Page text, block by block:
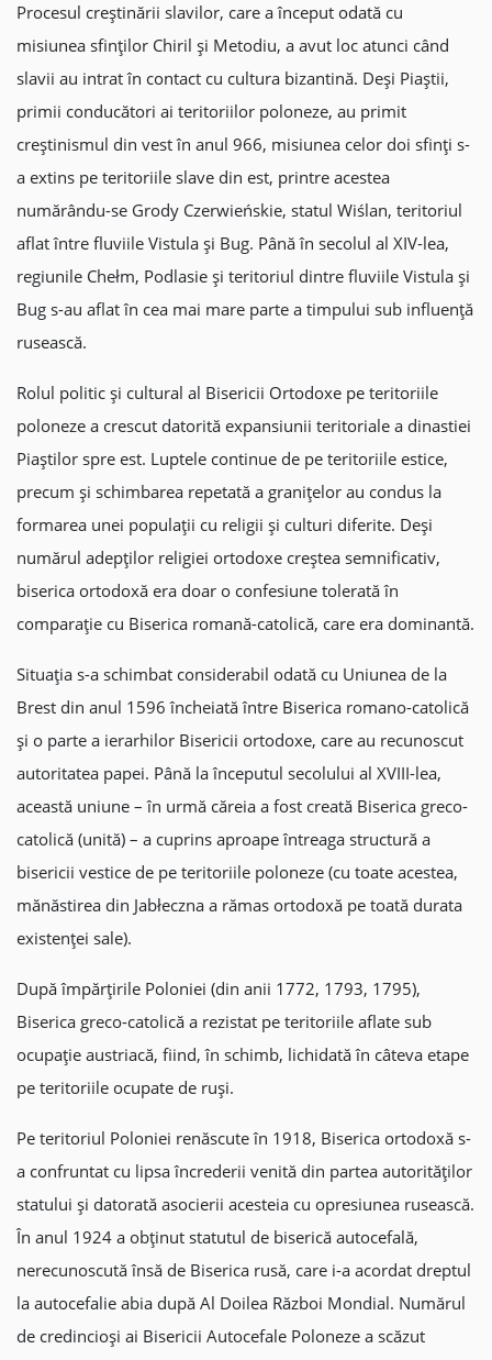
Procesul creștinării slavilor, care a început odată cu
misiunea sfinților Chiril și Metodiu, a avut loc atunci când
slavii au intrat în contact cu cultura bizantină. Deși Piaștii,
primii conducători ai teritoriilor poloneze, au primit
creștinismul din vest în anul 966, misiunea celor doi sfinți s-
a extins pe teritoriile slave din est, printre acestea
numărându-se Grody Czerwieńskie, statul Wiślan, teritoriul
aflat între fluviile Vistula și Bug. Până în secolul al XIV-lea,
regiunile Chełm, Podlasie și teritoriul dintre fluviile Vistula și
Bug s-au aflat în cea mai mare parte a timpului sub influență
rusească.
Rolul politic și cultural al Bisericii Ortodoxe pe teritoriile
poloneze a crescut datorită expansiunii teritoriale a dinastiei
Piaștilor spre est. Luptele continue de pe teritoriile estice,
precum și schimbarea repetată a granițelor au condus la
formarea unei populații cu religii și culturi diferite. Deși
numărul adepților religiei ortodoxe creștea semnificativ,
biserica ortodoxă era doar o confesiune tolerată în
comparație cu Biserica romană-catolică, care era dominantă.
Situația s-a schimbat considerabil odată cu Uniunea de la
Brest din anul 1596 încheiată între Biserica romano-catolică
și o parte a ierarhilor Bisericii ortodoxe, care au recunoscut
autoritatea papei. Până la începutul secolului al XVIII-lea,
această uniune – în urmă căreia a fost creată Biserica greco-
catolică (unită) – a cuprins aproape întreaga structură a
bisericii vestice de pe teritoriile poloneze (cu toate acestea,
mănăstirea din Jabłeczna a rămas ortodoxă pe toată durata
existenței sale).
După împărțirile Poloniei (din anii 1772, 1793, 1795),
Biserica greco-catolică a rezistat pe teritoriile aflate sub
ocupație austriacă, fiind, în schimb, lichidată în câteva etape
pe teritoriile ocupate de ruși.
Pe teritoriul Poloniei renăscute în 1918, Biserica ortodoxă s-
a confruntat cu lipsa încrederii venită din partea autorităților
statului și datorată asocierii acesteia cu opresiunea rusească.
În anul 1924 a obținut statutul de biserică autocefală,
nerecunoscută însă de Biserica rusă, care i-a acordat dreptul
la autocefalie abia după Al Doilea Război Mondial. Numărul
de credincioși ai Bisericii Autocefale Poloneze a scăzut